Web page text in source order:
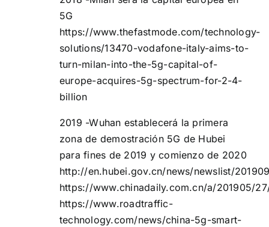
5G
https://www.thefastmode.com/technology-
solutions/13470-vodafone-italy-aims-to-
turn-milan-into-the-5g-capital-of-
europe-acquires-5g-spectrum-for-2-4-
billion
2019 -Wuhan establecerá la primera
zona de demostración 5G de Hubei
para fines de 2019 y comienzo de 2020
http://en.hubei.gov.cn/news/newslist/
https://www.chinadaily.com.cn/a/201905/
https://www.roadtraffic-
technology.com/news/china-5g-smart-